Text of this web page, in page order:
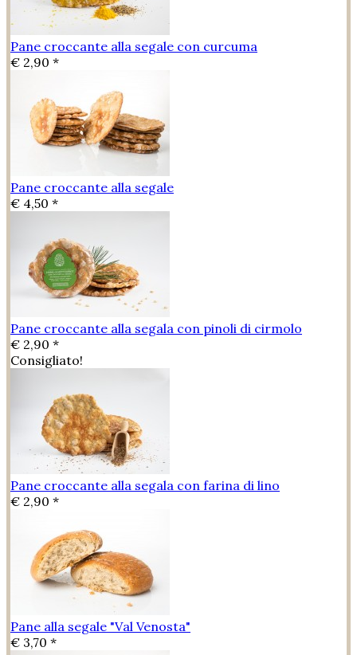
Pane croccante alla segale con curcuma
€ 2,90 *
Pane croccante alla segale
€ 4,50 *
Pane croccante alla segala con pinoli di cirmolo
€ 2,90 *
Consigliato!
Pane croccante alla segala con farina di lino
€ 2,90 *
Pane alla segale "Val Venosta"
€ 3,70 *